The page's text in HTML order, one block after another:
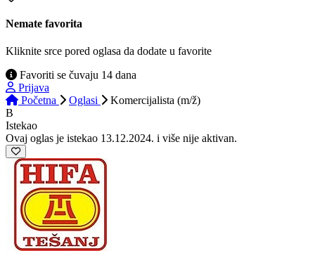
Nemate favorita
Kliknite srce pored oglasa da dodate u favorite
Favoriti se čuvaju 14 dana
Prijava
Početna
Oglasi
Komercijalista (m/ž)
B
Istekao
Ovaj oglas je istekao 13.12.2024. i više nije aktivan.